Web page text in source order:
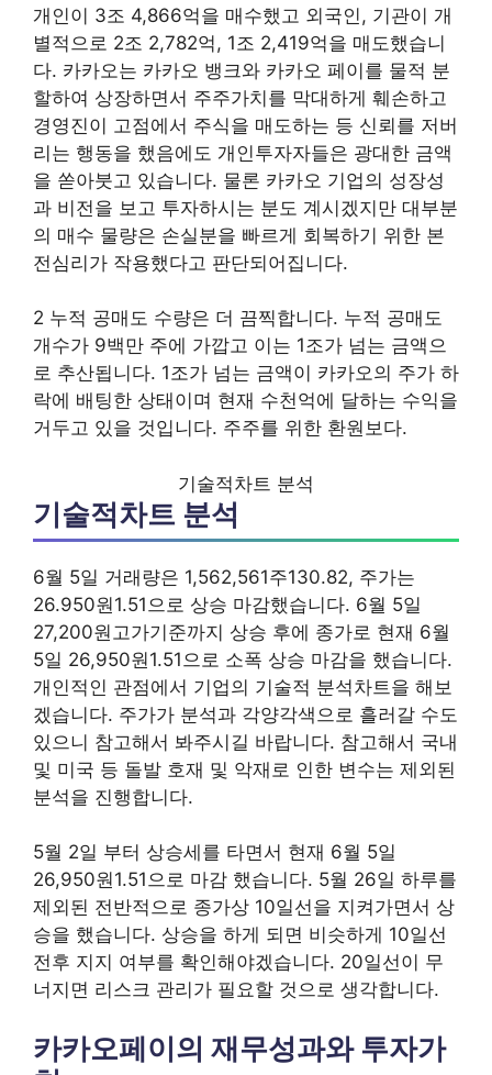
개인이 3조 4,866억을 매수했고 외국인, 기관이 개
별적으로 2조 2,782억, 1조 2,419억을 매도했습니
다. 카카오는 카카오 뱅크와 카카오 페이를 물적 분
할하여 상장하면서 주주가치를 막대하게 훼손하고
경영진이 고점에서 주식을 매도하는 등 신뢰를 저버
리는 행동을 했음에도 개인투자자들은 광대한 금액
을 쏟아붓고 있습니다. 물론 카카오 기업의 성장성
과 비전을 보고 투자하시는 분도 계시겠지만 대부분
의 매수 물량은 손실분을 빠르게 회복하기 위한 본
전심리가 작용했다고 판단되어집니다.
2 누적 공매도 수량은 더 끔찍합니다. 누적 공매도
개수가 9백만 주에 가깝고 이는 1조가 넘는 금액으
로 추산됩니다. 1조가 넘는 금액이 카카오의 주가 하
락에 배팅한 상태이며 현재 수천억에 달하는 수익을
거두고 있을 것입니다. 주주를 위한 환원보다.
기술적차트 분석
기술적차트 분석
6월 5일 거래량은 1,562,561주130.82, 주가는
26.950원1.51으로 상승 마감했습니다. 6월 5일
27,200원고가기준까지 상승 후에 종가로 현재 6월
5일 26,950원1.51으로 소폭 상승 마감을 했습니다.
개인적인 관점에서 기업의 기술적 분석차트을 해보
겠습니다. 주가가 분석과 각양각색으로 흘러갈 수도
있으니 참고해서 봐주시길 바랍니다. 참고해서 국내
및 미국 등 돌발 호재 및 악재로 인한 변수는 제외된
분석을 진행합니다.
5월 2일 부터 상승세를 타면서 현재 6월 5일
26,950원1.51으로 마감 했습니다. 5월 26일 하루를
제외된 전반적으로 종가상 10일선을 지켜가면서 상
승을 했습니다. 상승을 하게 되면 비슷하게 10일선
전후 지지 여부를 확인해야겠습니다. 20일선이 무
너지면 리스크 관리가 필요할 것으로 생각합니다.
카카오페이의 재무성과와 투자가